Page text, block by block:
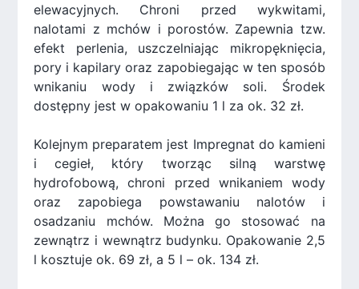
elewacyjnych. Chroni przed wykwitami,
nalotami z mchów i porostów. Zapewnia tzw.
efekt perlenia, uszczelniając mikropęknięcia,
pory i kapilary oraz zapobiegając w ten sposób
wnikaniu wody i związków soli. Środek
dostępny jest w opakowaniu 1 l za ok. 32 zł.
Kolejnym preparatem jest Impregnat do kamieni
i cegieł, który tworząc silną warstwę
hydrofobową, chroni przed wnikaniem wody
oraz zapobiega powstawaniu nalotów i
osadzaniu mchów. Można go stosować na
zewnątrz i wewnątrz budynku. Opakowanie 2,5
l kosztuje ok. 69 zł, a 5 l – ok. 134 zł.